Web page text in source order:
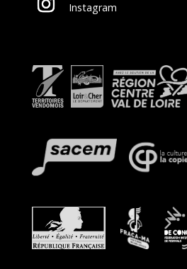
Résidence : Trifouille 1er (2023)
Résidence : MIDBAND (2022)
UN ARTISTE DANS MA CLASSE
TURNSTEACK À L’école De Seigy
GEARS – Atelier Au Centre
ÉTÉ APPRENANT En Territoire
RENCONTRES – ATELIERS –
Instagram